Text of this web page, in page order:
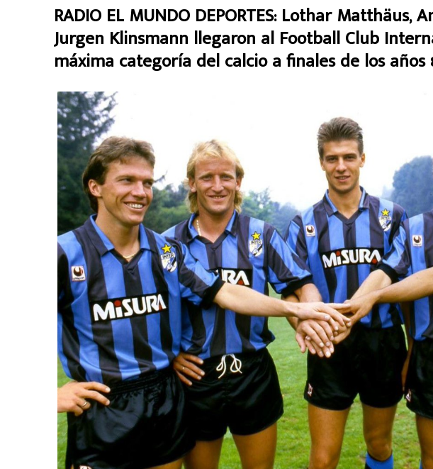
RADIO EL MUNDO DEPORTES: Lothar Matthäus,
Jurgen Klinsmann llegaron al Football Club
máxima categoría del calcio a finales de los años